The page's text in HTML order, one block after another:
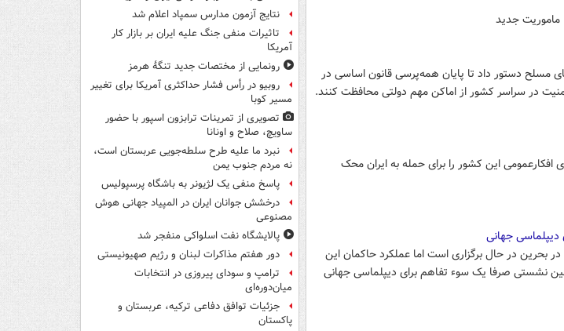
ماموریت جدید
مسلح دستور داد تا پایان همه‌پرسی قانون اساسی در
افکارعمومی این کشور را برای حمله به ایران محک
جهانی
بحرین در حال برگزاری است اما عملکرد حاکمان این
نشستی صرفا یک سوء تفاهم برای دیپلماسی جهانی
نتایج آزمون مدارس سمپاد اعلام شد
تاثیرات منفی جنگ علیه ایران بر بازار کار
آمریکا
رونمایی از مختصات جدید تنگۀ هرمز
روبیو در رأس فشار حداکثری آمریکا برای تغییر
مسیر کوبا
تصویری از تمرینات ترابزون اسپور با حضور
ساویچ، صلاح و اونانا
نبرد ما علیه طرح سلطه‌جویی عربستان است،
نه مردم جنوب یمن
پاسخ منفی یک لژیونر به باشگاه پرسپولیس
درخشش جوانان ایران در المپیاد جهانی هوش
مصنوعی
پالایشگاه نفت اسلواکی منفجر شد
دور هفتم مذاکرات لبنان و رژیم صهیونیستی
ترامپ و سودای پیروزی در انتخابات
میان‌دوره‌ای
جزئیات توافق دفاعی ترکیه، عربستان و
پاکستان